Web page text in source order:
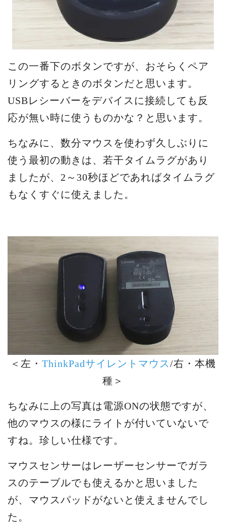
この一番下のボタンですが、おそらくペア
リングするときのボタンだと思います。
USBレシーバーをデバイスに接続しても反
応が無い時に使うものかな？と思います。
ちなみに、数分マウスを使わず久しぶりに
使う最初の動きは、若干タイムラグがあり
ましたが、2～30秒ほどであればタイムラグ
もなくすぐに使えました。
＜左・ ThinkPadサイレントマウス/右・本機
種＞
ちなみに上の写真は電源ONの状態ですが、
他のマウスの様にライトが付いていないで
すね。珍しい仕様です。
マウスセンサーはレーザーセンサーでガラ
スのテーブルでも使えるかと思いました
が、マウスパッドがないと使えませんでし
た。